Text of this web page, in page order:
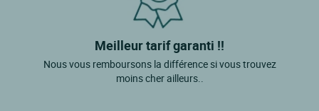
Meilleur tarif garanti !!
Nous vous remboursons la différence si vous trouvez
moins cher ailleurs..